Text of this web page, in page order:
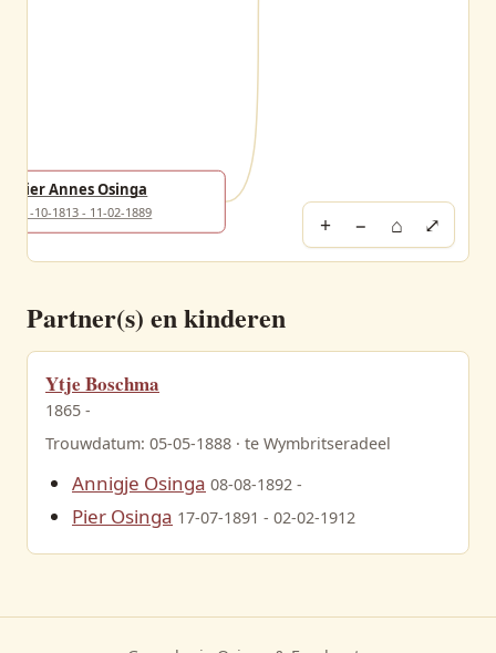
Pier Annes Osinga
01-10-1813 - 11-02-1889 + − ⌂ ⤢
Partner(s) en kinderen
Ytje Boschma
1865 -
Trouwdatum: 05-05-1888 · te Wymbritseradeel
Annigje Osinga 08-08-1892 -
Pier Osinga 17-07-1891 - 02-02-1912